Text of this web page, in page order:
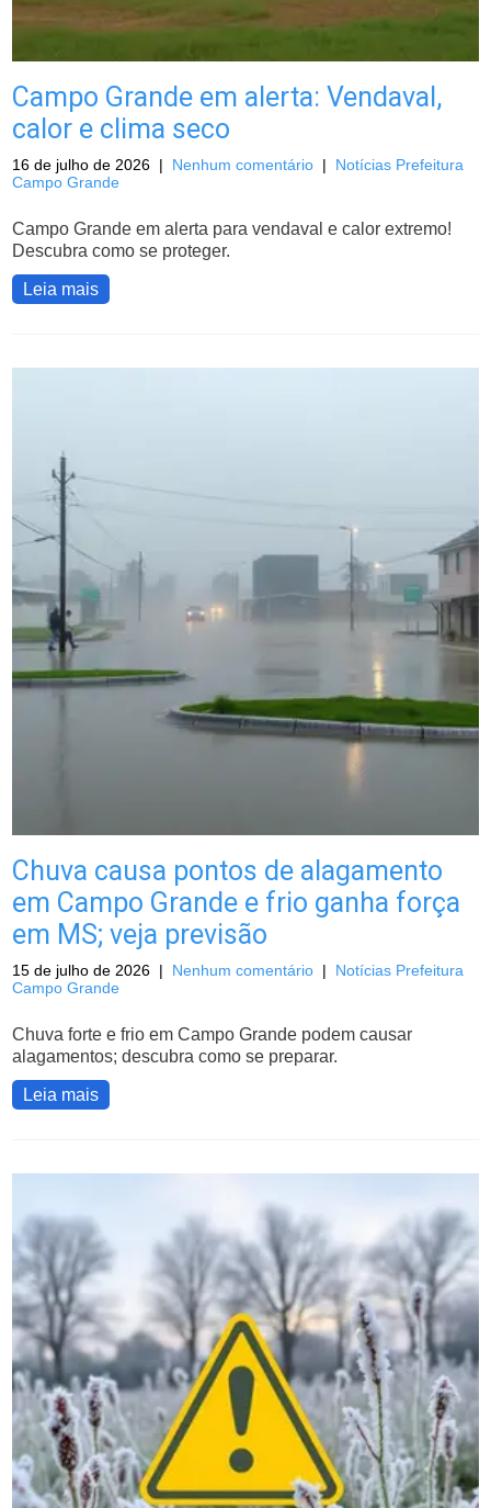
Campo Grande em alerta: Vendaval,
calor e clima seco
16 de julho de 2026 | Nenhum comentário | Notícias Prefeitura
Campo Grande
Campo Grande em alerta para vendaval e calor extremo!
Descubra como se proteger.
Leia mais
Chuva causa pontos de alagamento
em Campo Grande e frio ganha força
em MS; veja previsão
15 de julho de 2026 | Nenhum comentário | Notícias Prefeitura
Campo Grande
Chuva forte e frio em Campo Grande podem causar
alagamentos; descubra como se preparar.
Leia mais